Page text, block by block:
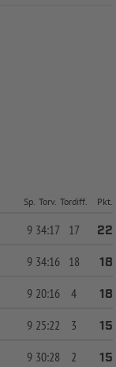
Sp. Torv. Tordiff. Pkt.
9 34:17 17
22
9 34:16 18
18
9 20:16 4
18
9 25:22 3
15
9 30:28 2
15